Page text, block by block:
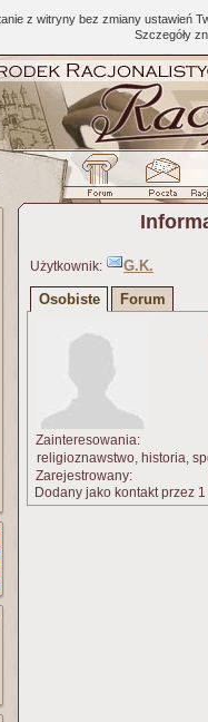
z witryny bez zmiany ustawień
Szczegóły
Użytkownik:
G.K.
Osobiste
Forum
Zainteresowania:
religioznawstwo, historia,
Zarejestrowany:
Dodany jako kontakt przez